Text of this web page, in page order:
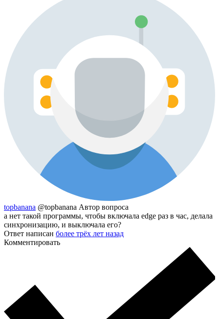
topbanana @topbanana Автор вопроса
а нет такой программы, чтобы включала edge раз в час, делала
синхронизацию, и выключала его?
Ответ написан более трёх лет назад
Комментировать